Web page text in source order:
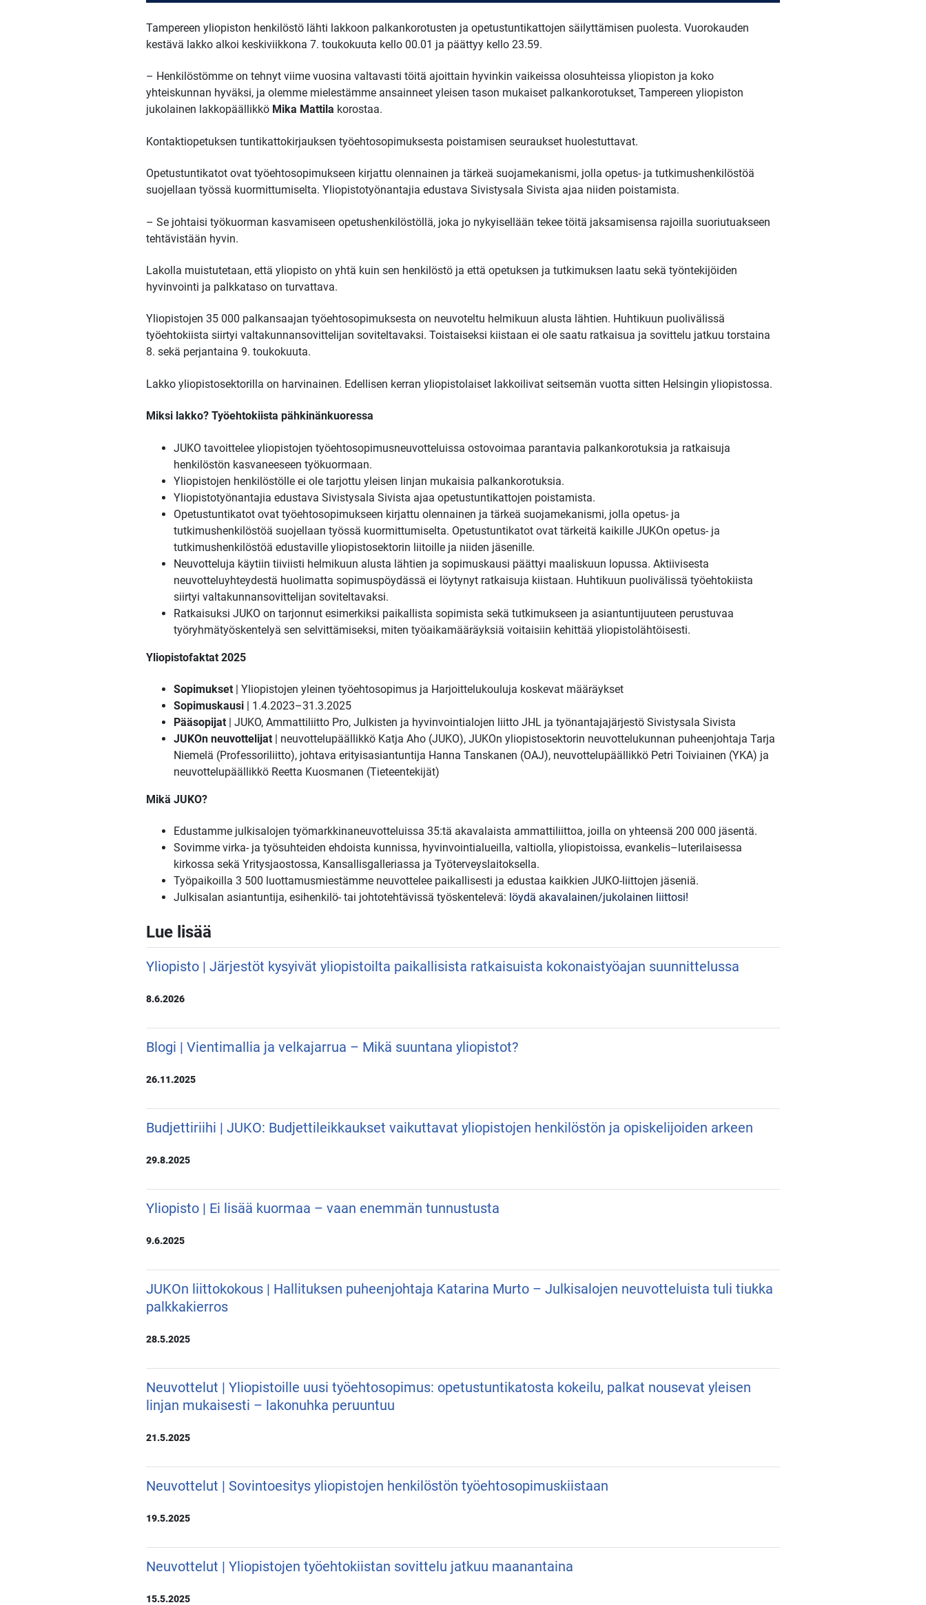
Tampereen yliopiston henkilöstö lähti lakkoon palkankorotusten ja opetustuntikattojen säilyttämisen puolesta. Vuorokauden
kestävä lakko alkoi keskiviikkona 7. toukokuuta kello 00.01 ja päättyy kello 23.59.
– Henkilöstömme on tehnyt viime vuosina valtavasti töitä ajoittain hyvinkin vaikeissa olosuhteissa yliopiston ja koko
yhteiskunnan hyväksi, ja olemme mielestämme ansainneet yleisen tason mukaiset palkankorotukset, Tampereen yliopiston
jukolainen lakkopäällikkö Mika Mattila korostaa.
Kontaktiopetuksen tuntikattokirjauksen työehtosopimuksesta poistamisen seuraukset huolestuttavat.
Opetustuntikatot ovat työehtosopimukseen kirjattu olennainen ja tärkeä suojamekanismi, jolla opetus- ja tutkimushenkilöstöä
suojellaan työssä kuormittumiselta. Yliopistotyönantajia edustava Sivistysala Sivista ajaa niiden poistamista.
– Se johtaisi työkuorman kasvamiseen opetushenkilöstöllä, joka jo nykyisellään tekee töitä jaksamisensa rajoilla suoriutuakseen
tehtävistään hyvin.
Lakolla muistutetaan, että yliopisto on yhtä kuin sen henkilöstö ja että opetuksen ja tutkimuksen laatu sekä työntekijöiden
hyvinvointi ja palkkataso on turvattava.
Yliopistojen 35 000 palkansaajan työehtosopimuksesta on neuvoteltu helmikuun alusta lähtien. Huhtikuun puolivälissä
työehtokiista siirtyi valtakunnansovittelijan soviteltavaksi. Toistaiseksi kiistaan ei ole saatu ratkaisua ja sovittelu jatkuu torstaina
8. sekä perjantaina 9. toukokuuta.
Lakko yliopistosektorilla on harvinainen. Edellisen kerran yliopistolaiset lakkoilivat seitsemän vuotta sitten Helsingin yliopistossa.
Miksi lakko? Työehtokiista pähkinänkuoressa
JUKO tavoittelee yliopistojen työehtosopimusneuvotteluissa ostovoimaa parantavia palkankorotuksia ja ratkaisuja
henkilöstön kasvaneeseen työkuormaan.
Yliopistojen henkilöstölle ei ole tarjottu yleisen linjan mukaisia palkankorotuksia.
Yliopistotyönantajia edustava Sivistysala Sivista ajaa opetustuntikattojen poistamista.
Opetustuntikatot ovat työehtosopimukseen kirjattu olennainen ja tärkeä suojamekanismi, jolla opetus- ja
tutkimushenkilöstöä suojellaan työssä kuormittumiselta. Opetustuntikatot ovat tärkeitä kaikille JUKOn opetus- ja
tutkimushenkilöstöä edustaville yliopistosektorin liitoille ja niiden jäsenille.
Neuvotteluja käytiin tiiviisti helmikuun alusta lähtien ja sopimuskausi päättyi maaliskuun lopussa. Aktiivisesta
neuvotteluyhteydestä huolimatta sopimuspöydässä ei löytynyt ratkaisuja kiistaan. Huhtikuun puolivälissä työehtokiista
siirtyi valtakunnansovittelijan soviteltavaksi.
Ratkaisuksi JUKO on tarjonnut esimerkiksi paikallista sopimista sekä tutkimukseen ja asiantuntijuuteen perustuvaa
työryhmätyöskentelyä sen selvittämiseksi, miten työaikamääräyksiä voitaisiin kehittää yliopistolähtöisesti.
Yliopistofaktat 2025
Sopimukset | Yliopistojen yleinen työehtosopimus ja Harjoittelukouluja koskevat määräykset
Sopimuskausi | 1.4.2023–31.3.2025
Pääsopijat| JUKO, Ammattiliitto Pro, Julkisten ja hyvinvointialojen liitto JHL ja työnantajajärjestö Sivistysala Sivista
JUKOn neuvottelijat | neuvottelupäällikkö Katja Aho (JUKO), JUKOn yliopistosektorin neuvottelukunnan puheenjohtaja Tarja
Niemelä (Professoriliitto), johtava erityisasiantuntija Hanna Tanskanen (OAJ), neuvottelupäällikkö Petri Toiviainen (YKA) ja
neuvottelupäällikkö Reetta Kuosmanen (Tieteentekijät)
Mikä JUKO?
Edustamme julkisalojen työmarkkinaneuvotteluissa 35:tä akavalaista ammattiliittoa, joilla on yhteensä 200 000 jäsentä.
Sovimme virka- ja työsuhteiden ehdoista kunnissa, hyvinvointialueilla, valtiolla, yliopistoissa, evankelis–luterilaisessa
kirkossa sekä Yritysjaostossa, Kansallisgalleriassa ja Työterveyslaitoksella.
Työpaikoilla 3 500 luottamusmiestämme neuvottelee paikallisesti ja edustaa kaikkien JUKO-liittojen jäseniä.
Julkisalan asiantuntija, esihenkilö- tai johtotehtävissä työskentelevä: löydä akavalainen/jukolainen liittosi!
Lue lisää
Yliopisto | Järjestöt kysyivät yliopistoilta paikallisista ratkaisuista kokonaistyöajan suunnittelussa
8.6.2026
Blogi | Vientimallia ja velkajarrua – Mikä suuntana yliopistot?
26.11.2025
Budjettiriihi | JUKO: Budjettileikkaukset vaikuttavat yliopistojen henkilöstön ja opiskelijoiden arkeen
29.8.2025
Yliopisto | Ei lisää kuormaa – vaan enemmän tunnustusta
9.6.2025
JUKOn liittokokous | Hallituksen puheenjohtaja Katarina Murto – Julkisalojen neuvotteluista tuli tiukka
palkkakierros
28.5.2025
Neuvottelut | Yliopistoille uusi työehtosopimus: opetustuntikatosta kokeilu, palkat nousevat yleisen
linjan mukaisesti – lakonuhka peruuntuu
21.5.2025
Neuvottelut | Sovintoesitys yliopistojen henkilöstön työehtosopimuskiistaan
19.5.2025
Neuvottelut | Yliopistojen työehtokiistan sovittelu jatkuu maanantaina
15.5.2025